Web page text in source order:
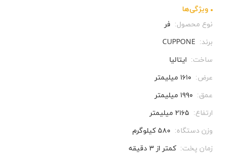
ویژگی‌ها
نوع محصول: فر
برند: CUPPONE
ساخت: ایتالیا
عرض: ۱۶۱۰ میلیمتر
عمق: ۱۹۹۰ میلیمتر
ارتفاع: ۲۱۶۵ میلیمتر
وزن دستگاه: ۵۸۰ کیلوگرم
زمان پخت: کمتر از ۳ دقیقه